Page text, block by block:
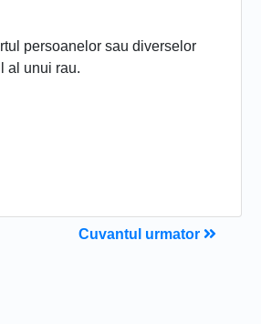
persoanelor sau diverselor
al unui rau.
Cuvantul urmator